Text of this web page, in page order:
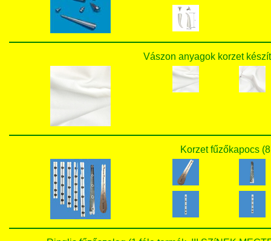
Vászon anyagok korzet
Korzet fűzőkapocs